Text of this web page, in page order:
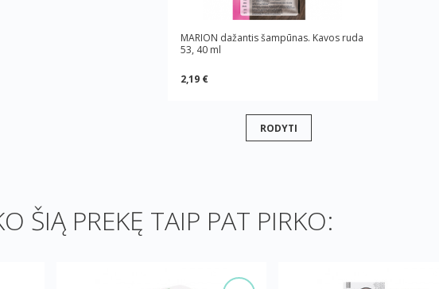
MARION dažantis šampūnas. Kavos ruda
53, 40 ml
2,19 €
RODYTI
ŠIĄ PREKĘ TAIP PAT PIRKO: